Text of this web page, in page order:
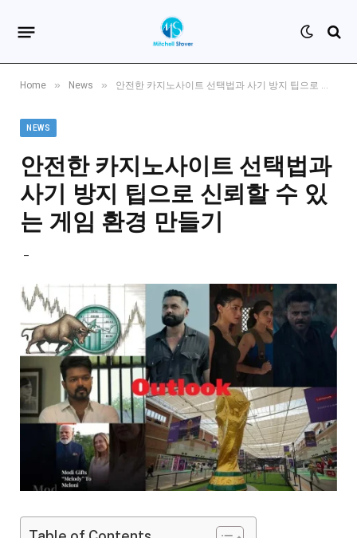
Home » News » 안전한 카지노사이트 선택법과 사기 방지 팁으로 신뢰할 수 있는 게임 환경 만들기
NEWS
안전한 카지노사이트 선택법과
사기 방지 팁으로 신뢰할 수 있
는 게임 환경 만들기